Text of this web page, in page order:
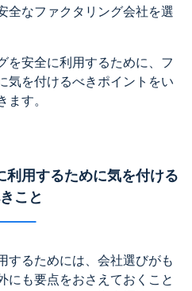
全なファクタリング会社を選
を安全に利用するために、フ
気を付けるべきポイントをい
ます。
利用するために気を付ける
こと
するためには、会社選びがも
にも要点をおさえておくこと